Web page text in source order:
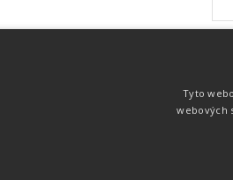
technologie od společnosti MYLAPS. Tato
technologie je používána na olympijských
Tyto
webových